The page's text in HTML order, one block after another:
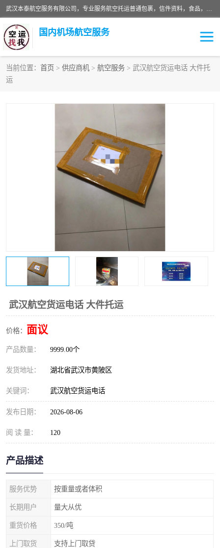
武汉本泰航空服务有限公司，专业服务航空托运普通包裹，信件资料，食品，服装，快消品等运输的专线空运，完善的网络服务确保为客户提供准确、*、安全的“门对门”服务，本着“诚信为本、精诚合作”的服务宗旨.“以安全运输为保障，以运价合理要求市场”的经营理念。武汉机场货运、武汉航空物流、武汉空运、武汉天河国际机场东方、南方、国际航空、机场空运业务覆盖国内二三线机场城市，如：武汉-敦煌、武汉-柳州等
国内机场航空服务
当前位置： 首页 > 供应商机 > 航空服务 > 武汉航空货运电话 大件托
运
武汉航空货运电话 大件托运
价格： 面议
产品数量： 9999.00个
发货地址： 湖北省武汉市黄陂区
关键词： 武汉航空货运电话
发布日期： 2026-08-06
阅 读 量： 120
产品描述
服务优势 按重量或者体积
长期用户 量大从优
重货价格 350/吨
上门取货 支持上门取贷